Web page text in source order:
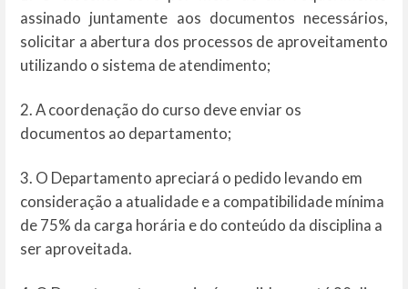
assinado juntamente aos documentos necessários,
solicitar a abertura dos processos de aproveitamento
utilizando o sistema de atendimento;
2. A coordenação do curso deve enviar os
documentos ao departamento;
3. O Departamento apreciará o pedido levando em
consideração a atualidade e a compatibilidade mínima
de 75% da carga horária e do conteúdo da disciplina a
ser aproveitada.